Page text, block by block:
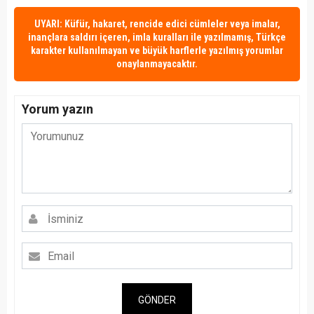
UYARI: Küfür, hakaret, rencide edici cümleler veya imalar,
inançlara saldırı içeren, imla kuralları ile yazılmamış, Türkçe
karakter kullanılmayan ve büyük harflerle yazılmış yorumlar
onaylanmayacaktır.
Yorum yazın
GÖNDER